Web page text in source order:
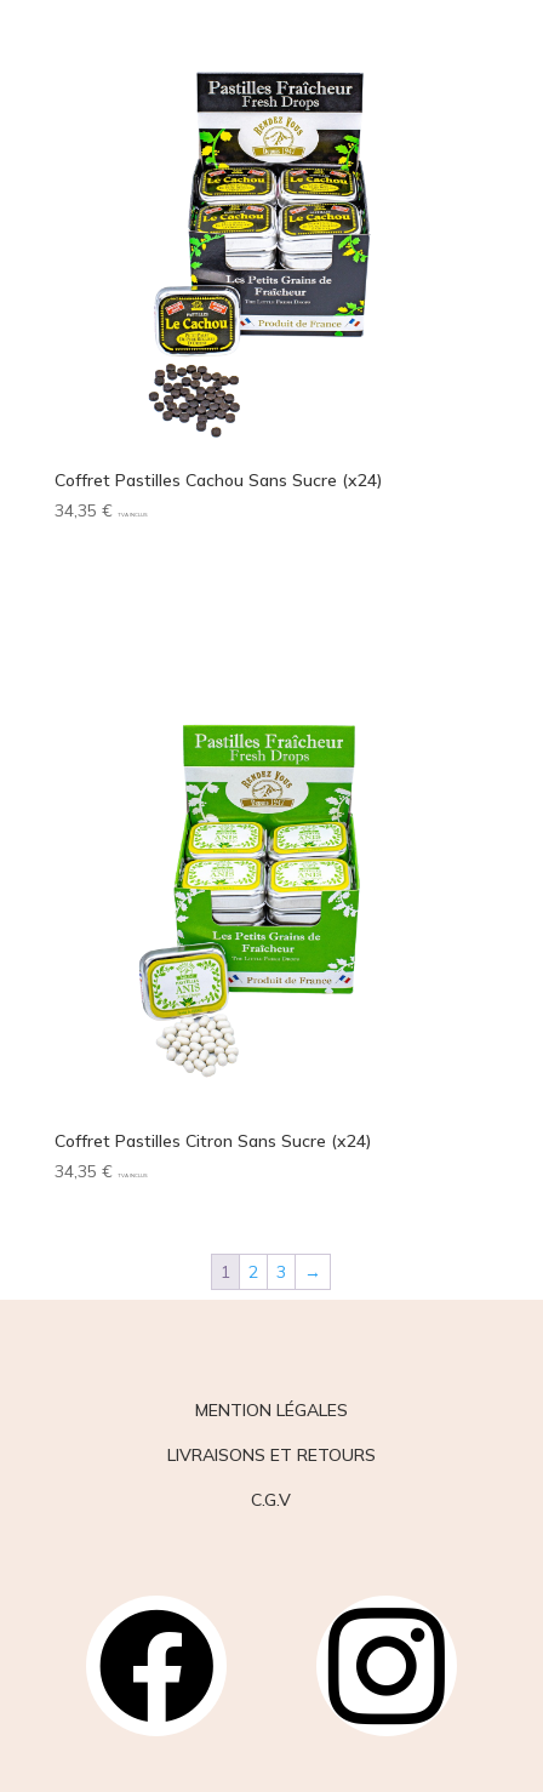
Coffret Pastilles Cachou Sans Sucre (x24)
34,35 € TVA INCLUS
Coffret Pastilles Citron Sans Sucre (x24)
34,35 € TVA INCLUS
1 2 3 →
MENTION LÉGALES
LIVRAISONS ET RETOURS
C.G.V
 